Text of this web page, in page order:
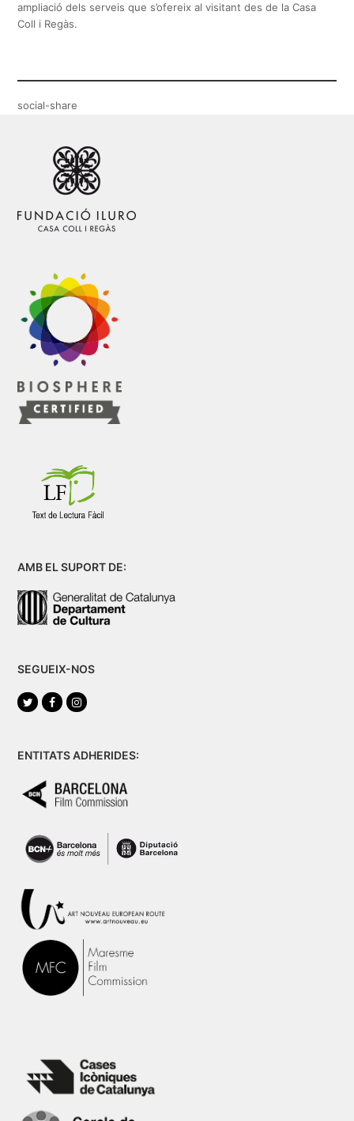
ampliació dels serveis que s’ofereix al visitant des de la Casa
Coll i Regàs.
social-share
AMB EL SUPORT DE:
SEGUEIX-NOS
TwitterFacebookInstagram
ENTITATS ADHERIDES: